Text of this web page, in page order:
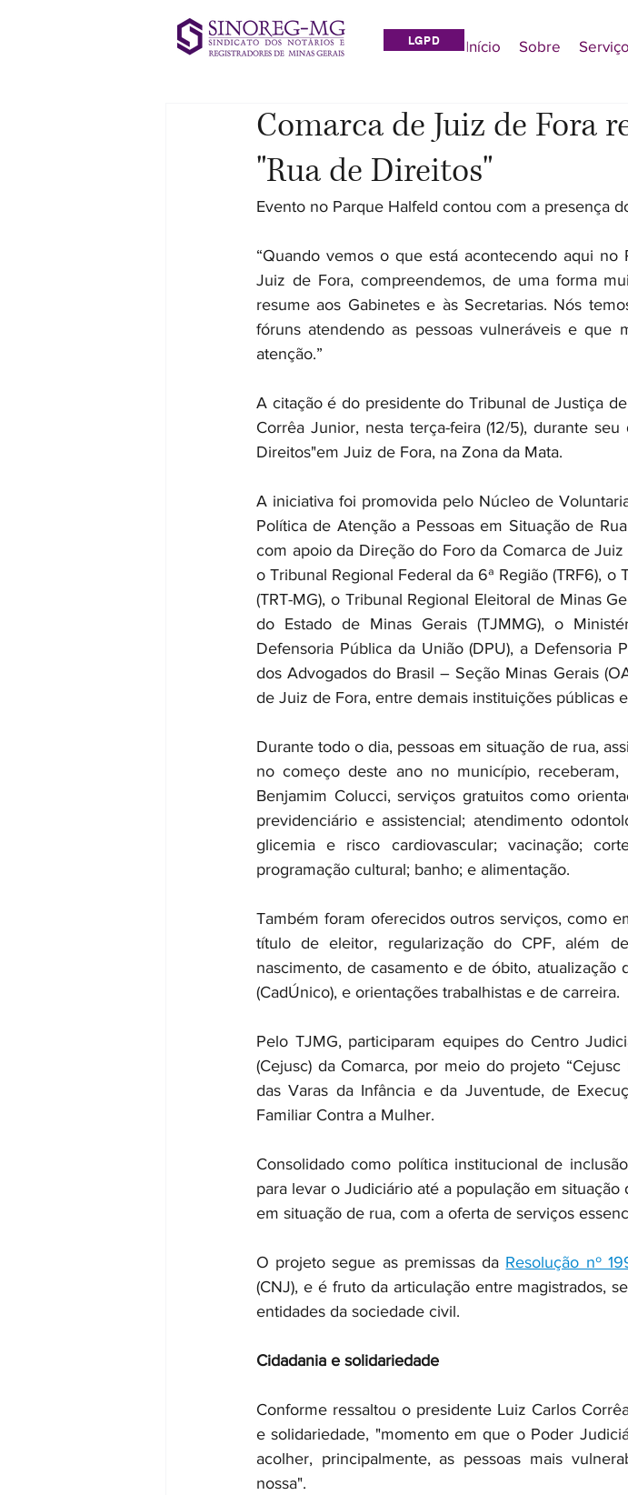
Início Sobre
LGPD
Comarca de Juiz de Fora
"Rua de Direitos"
Evento no Parque Halfeld contou com a presença
“Quando vemos o que está acontecendo aqui
Juiz de Fora, compreendemos, de uma forma
resume aos Gabinetes e às Secretarias. Nós
fóruns atendendo as pessoas vulneráveis e que
atenção.”
A citação é do presidente do Tribunal de Justiça
Corrêa Junior, nesta terça-feira (12/5), durante
Direitos"em Juiz de Fora, na Zona da Mata.
A iniciativa foi promovida pelo Núcleo de
Política de Atenção a Pessoas em Situação de
com apoio da Direção do Foro da Comarca de
o Tribunal Regional Federal da 6ª Região (TRF6), o
(TRT-MG), o Tribunal Regional Eleitoral de Minas
do Estado de Minas Gerais (TJMMG), o
Defensoria Pública da União (DPU), a Defensoria
dos Advogados do Brasil – Seção Minas Gerais
de Juiz de Fora, entre demais instituições públicas
Durante todo o dia, pessoas em situação de rua,
no começo deste ano no município,
Benjamim Colucci, serviços gratuitos como
previdenciário e assistencial; atendimento
glicemia e risco cardiovascular; vacinação;
programação cultural; banho; e alimentação.
Também foram oferecidos outros serviços, como
título de eleitor, regularização do CPF, além
nascimento, de casamento e de óbito, atualização
(CadÚnico), e orientações trabalhistas e de carreira.
Pelo TJMG, participaram equipes do Centro
(Cejusc) da Comarca, por meio do projeto
das Varas da Infância e da Juventude, de
Familiar Contra a Mulher.
Consolidado como política institucional de
para levar o Judiciário até a população em
em situação de rua, com a oferta de serviços
O projeto segue as premissas da Resolução nº
(CNJ), e é fruto da articulação entre magistrados,
entidades da sociedade civil.
Cidadania e solidariedade
Conforme ressaltou o presidente Luiz Carlos
e solidariedade, "momento em que o Poder
acolher, principalmente, as pessoas mais
nossa".